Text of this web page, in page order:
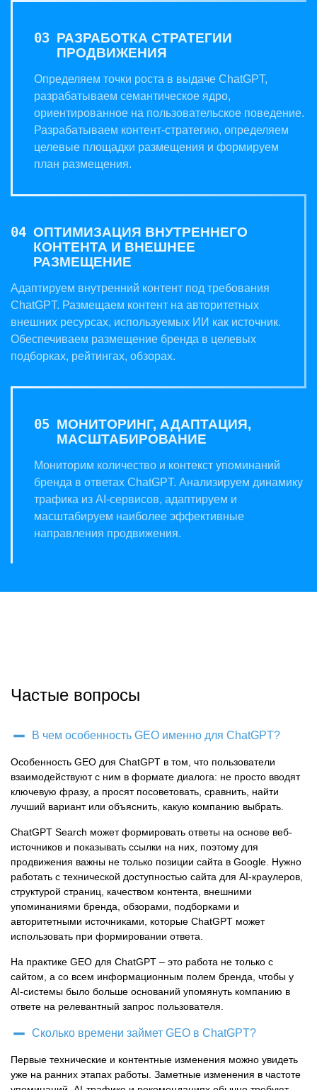
РАЗРАБОТКА СТРАТЕГИИ
ПРОДВИЖЕНИЯ
Определяем точки роста в выдаче ChatGPT,
разрабатываем семантическое ядро,
ориентированное на пользовательское поведение.
Разрабатываем контент-стратегию, определяем
целевые площадки размещения и формируем
план размещения.
ОПТИМИЗАЦИЯ ВНУТРЕННЕГО
КОНТЕНТА И ВНЕШНЕЕ
РАЗМЕЩЕНИЕ
Адаптируем внутренний контент под требования
ChatGPT. Размещаем контент на авторитетных
внешних ресурсах, используемых ИИ как источник.
Обеспечиваем размещение бренда в целевых
подборках, рейтингах, обзорах.
МОНИТОРИНГ, АДАПТАЦИЯ,
МАСШТАБИРОВАНИЕ
Мониторим количество и контекст упоминаний
бренда в ответах ChatGPT. Анализируем динамику
трафика из AI-сервисов, адаптируем и
масштабируем наиболее эффективные
направления продвижения.
Частые вопросы
В чем особенность GEO именно для ChatGPT?
Особенность GEO для ChatGPT в том, что пользователи
взаимодействуют с ним в формате диалога: не просто вводят
ключевую фразу, а просят посоветовать, сравнить, найти
лучший вариант или объяснить, какую компанию выбрать.
ChatGPT Search может формировать ответы на основе веб-
источников и показывать ссылки на них, поэтому для
продвижения важны не только позиции сайта в Google. Нужно
работать с технической доступностью сайта для AI-краулеров,
структурой страниц, качеством контента, внешними
упоминаниями бренда, обзорами, подборками и
авторитетными источниками, которые ChatGPT может
использовать при формировании ответа.
На практике GEO для ChatGPT – это работа не только с
сайтом, а со всем информационным полем бренда, чтобы у
AI-системы было больше оснований упомянуть компанию в
ответе на релевантный запрос пользователя.
Сколько времени займет GEO в ChatGPT?
Первые технические и контентные изменения можно увидеть
уже на ранних этапах работы. Заметные изменения в частоте